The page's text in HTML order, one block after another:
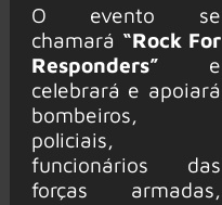
O evento se
chamará “Rock For
Responders” e
celebrará e apoiará
bombeiros,
policiais,
funcionários das
forças armadas,